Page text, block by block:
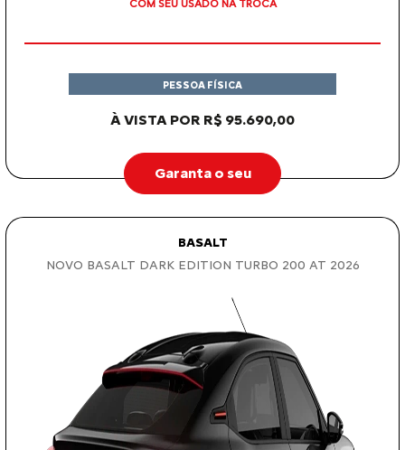
OU TAXA 0%
À VISTA POR R$ 95.690,00
PESSOA FÍSICA
Garanta o seu
BASALT
NOVO BASALT DARK EDITION TURBO 200 AT 2026